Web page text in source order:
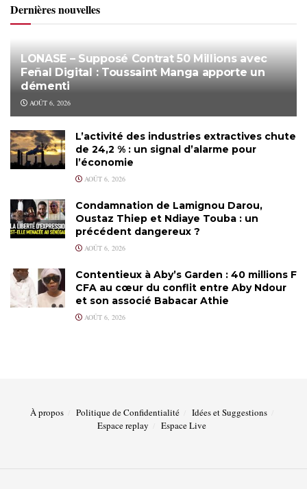
Dernières nouvelles
LONASE – Supposé Contrat 50 Millions avec
Feñal Digital : Toussaint Manga apporte un
démenti
AOÛT 6, 2026
L’activité des industries extractives chute
de 24,2 % : un signal d’alarme pour
l’économie
AOÛT 6, 2026
Condamnation de Lamignou Darou,
Oustaz Thiep et Ndiaye Touba : un
précédent dangereux ?
AOÛT 6, 2026
Contentieux à Aby’s Garden : 40 millions F
CFA au cœur du conflit entre Aby Ndour
et son associé Babacar Athie
AOÛT 6, 2026
À propos Politique de Confidentialité
Idées et Suggestions
Espace replay
Espace Live